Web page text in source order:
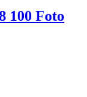
100 Foto